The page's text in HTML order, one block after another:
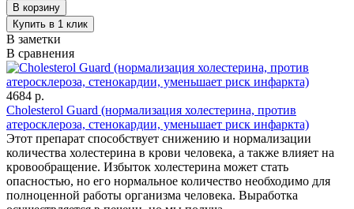
В заметки
В сравнения
4684 р.
Cholesterol Guard (нормализация холестерина, против
атеросклероза, стенокардии, уменьшает риск инфаркта)
Этот препарат способствует снижению и нормализации
количества холестерина в крови человека, а также влияет на
кровообращение. Избыток холестерина может стать
опасностью, но его нормальное количество необходимо для
полноценной работы организма человека. Выработка